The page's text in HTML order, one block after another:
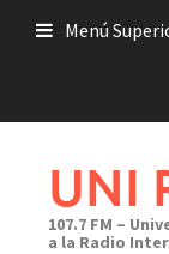
Menú
UNI
107.7 FM –
a la Radio